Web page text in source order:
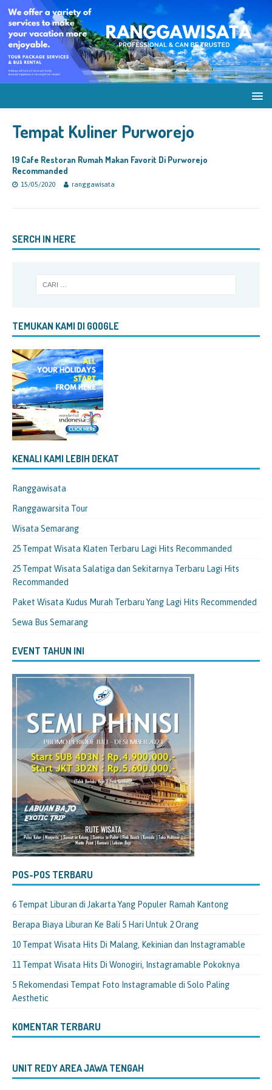
Tempat Kuliner Purworejo
19 Cafe Restoran Rumah Makan Favorit Di Purworejo
Recommanded
15/05/2020 ranggawisata
SERCH IN HERE
TEMUKAN KAMI DI GOOGLE
KENALI KAMI LEBIH DEKAT
Ranggawisata
Ranggawarsita Tour
Wisata Semarang
25 Tempat Wisata Klaten Terbaru Lagi Hits Recommanded
25 Tempat Wisata Salatiga dan Sekitarnya Terbaru Lagi Hits
Recommanded
Paket Wisata Kudus Murah Terbaru Yang Lagi Hits Recommended
Sewa Bus Semarang
EVENT TAHUN INI
POS-POS TERBARU
6 Tempat Liburan di Jakarta Yang Populer Ramah Kantong
Berapa Biaya Liburan Ke Bali 5 Hari Untuk 2 Orang
10 Tempat Wisata Hits Di Malang, Kekinian dan Instagramable
11 Tempat Wisata Hits Di Wonogiri, Instagramable Pokoknya
5 Rekomendasi Tempat Foto Instagramable di Solo Paling
Aesthetic
KOMENTAR TERBARU
UNIT REDY AREA JAWA TENGAH